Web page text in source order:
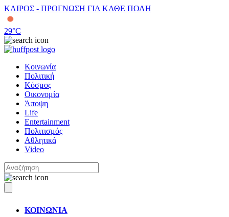
ΚΑΙΡΟΣ - ΠΡΟΓΝΩΣΗ ΓΙΑ ΚΑΘΕ ΠΟΛΗ
29°C
Κοινωνία
Πολιτική
Κόσμος
Οικονομία
Άποψη
Life
Entertainment
Πολιτισμός
Αθλητικά
Video
ΚΟΙΝΩΝΙΑ